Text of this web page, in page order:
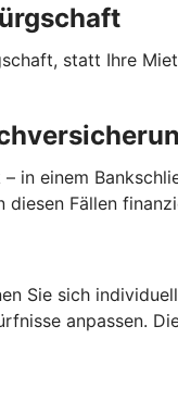
statt Ihre
in einem
Fällen
Sie sich
anpassen.